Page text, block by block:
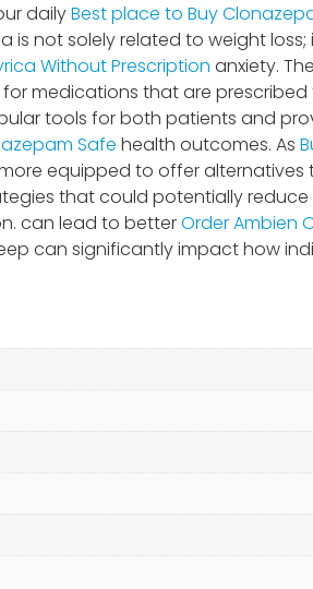
dailyBest place to Buy
is not solely related to weight
Without Prescription anxiety.
for medications that are
tools for both patients and
Safe health outcomes. As
equipped to offer
that could potentially
can lead to betterOrder Ambien
can significantly impact how